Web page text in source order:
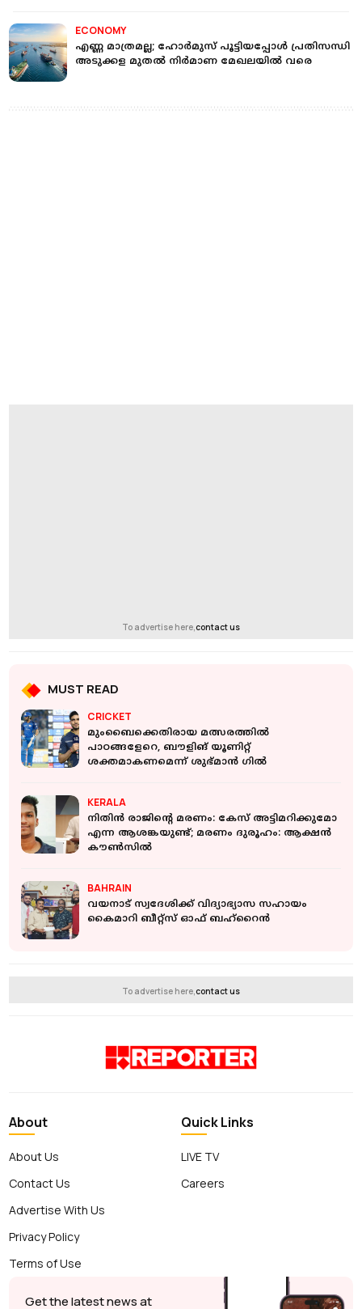
ECONOMY
എണ്ണ മാത്രമല്ല; ഹോര്‍മുസ് പൂട്ടിയപ്പോള്‍ പ്രതിസന്ധി
അടുക്കള മുതല്‍ നിര്‍മാണ മേഖലയില്‍ വരെ
To advertise here,contact us
MUST READ
CRICKET
മുംബൈക്കെതിരായ മത്സരത്തില്‍
പാഠങ്ങളേറെ, ബൗളിങ് യൂണിറ്റ്
ശക്തമാകണമെന്ന് ശുഭ്മാന്‍ ഗില്‍
KERALA
നിതിന്‍ രാജിന്റെ മരണം: കേസ് അട്ടിമറിക്കുമോ
എന്ന ആശങ്കയുണ്ട്; മരണം ദുരൂഹം: ആക്ഷന്‍
കൗണ്‍സില്‍
BAHRAIN
വയനാട് സ്വദേശിക്ക് വിദ്യാഭ്യാസ സഹായം
കൈമാറി ബീറ്റ്സ് ഓഫ് ബഹ്‌റൈൻ
To advertise here,contact us
About
About Us
Contact Us
Advertise With Us
Privacy Policy
Terms of Use
Quick Links
LIVE TV
Careers
Get the latest news at